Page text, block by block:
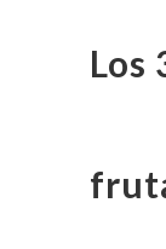
Los